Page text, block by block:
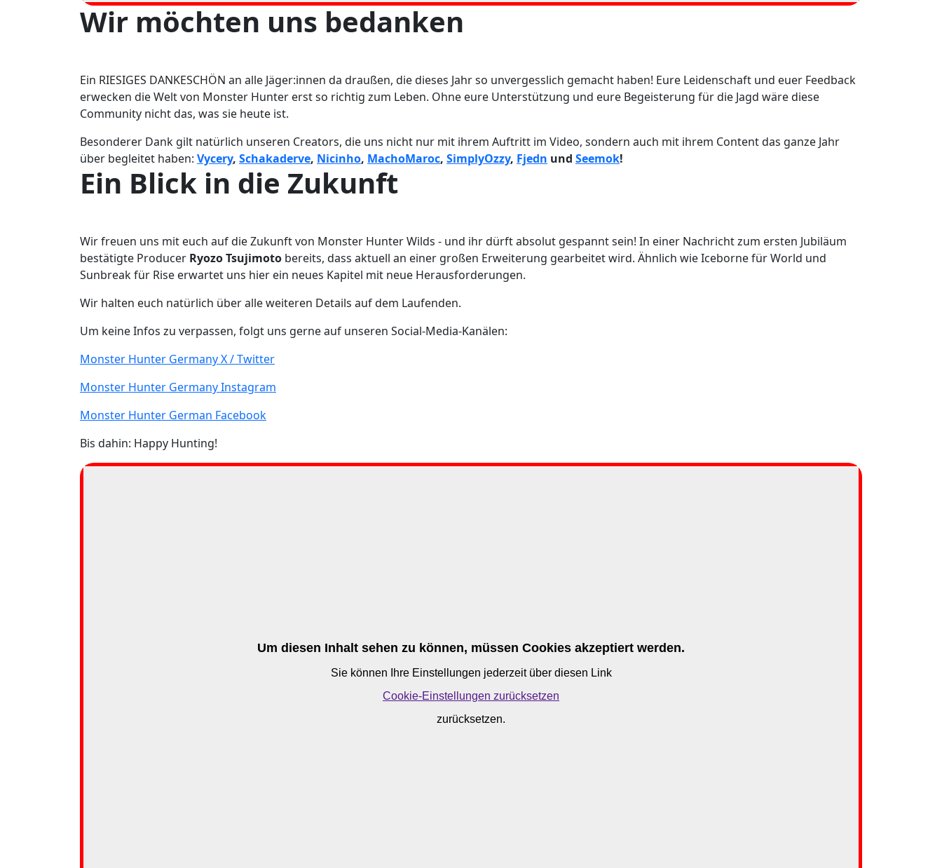
Wir möchten uns bedanken
Ein RIESIGES DANKESCHÖN an alle Jäger:innen da draußen, die dieses Jahr so unvergesslich gemacht haben! Eure Leidenschaft und euer Feedback
erwecken die Welt von Monster Hunter erst so richtig zum Leben. Ohne eure Unterstützung und eure Begeisterung für die Jagd wäre diese
Community nicht das, was sie heute ist.
Besonderer Dank gilt natürlich unseren Creators, die uns nicht nur mit ihrem Auftritt im Video, sondern auch mit ihrem Content das ganze Jahr
über begleitet haben: Vycery, Schakaderve, Nicinho, MachoMaroc, SimplyOzzy, Fjedn und Seemok!
Ein Blick in die Zukunft
Wir freuen uns mit euch auf die Zukunft von Monster Hunter Wilds - und ihr dürft absolut gespannt sein! In einer Nachricht zum ersten Jubiläum
bestätigte Producer Ryozo Tsujimoto bereits, dass aktuell an einer großen Erweiterung gearbeitet wird. Ähnlich wie Iceborne für World und
Sunbreak für Rise erwartet uns hier ein neues Kapitel mit neue Herausforderungen.
Wir halten euch natürlich über alle weiteren Details auf dem Laufenden.
Um keine Infos zu verpassen, folgt uns gerne auf unseren Social-Media-Kanälen:
Monster Hunter Germany X / Twitter
Monster Hunter Germany Instagram
Monster Hunter German Facebook
Bis dahin: Happy Hunting!